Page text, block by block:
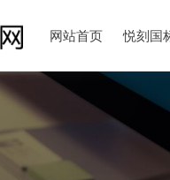
网站首页 悦刻国